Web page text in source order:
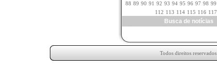
88 89 90 91 92 93 94 95 96 97 98 99
112 113 114 115 116 117
Busca de
Todos direitos